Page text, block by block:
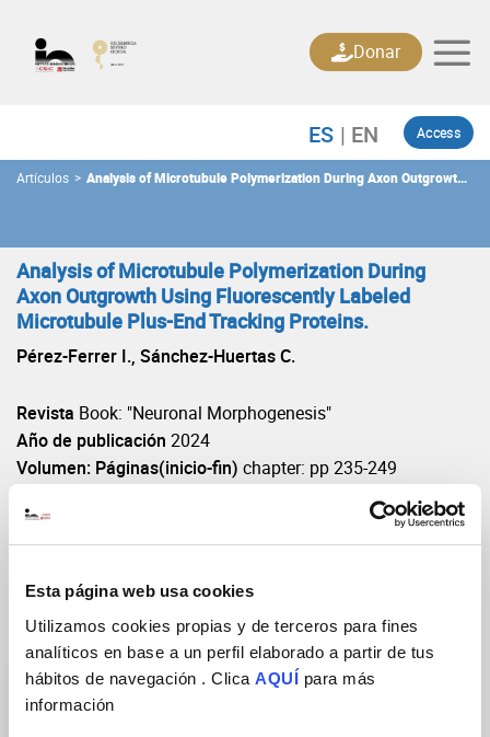
Esta página web usa cookies
Utilizamos cookies propias y de terceros para fines
analíticos en base a un perfil elaborado a partir de tus
hábitos de navegación . Clica AQUÍ para más
información
content
Access
Donar
Artículos > Analysis of Microtubule Polymerization During Axon Outgrowth
Analysis of Microtubule Polymerization During
Axon Outgrowth Using Fluorescently Labeled
Microtubule Plus-End Tracking Proteins.
Pérez-Ferrer I., Sánchez-Huertas C.
Revista Book: "Neuronal Morphogenesis"
Año de publicación 2024
Volumen: Páginas(inicio-fin) chapter: pp 235-249
Grupos de Investigación